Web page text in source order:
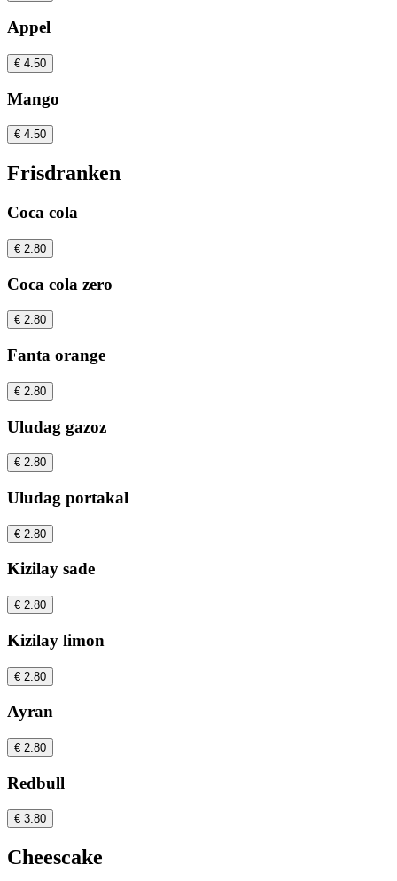
Appel
€ 4.50
Mango
€ 4.50
Frisdranken
Coca cola
€ 2.80
Coca cola zero
€ 2.80
Fanta orange
€ 2.80
Uludag gazoz
€ 2.80
Uludag portakal
€ 2.80
Kizilay sade
€ 2.80
Kizilay limon
€ 2.80
Ayran
€ 2.80
Redbull
€ 3.80
Cheescake